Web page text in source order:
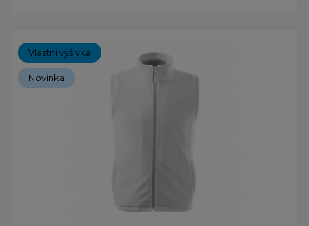
Vlastní výšivka
Novinka